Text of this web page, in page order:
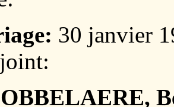
30 janvier